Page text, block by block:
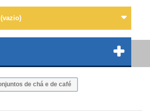
(vazio)
de chá e de café